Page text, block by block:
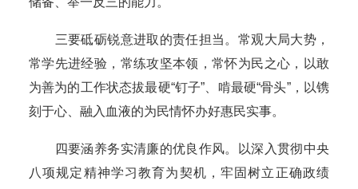
三要砥砺锐意进取的责任担当。常观大局大势，
常学先进经验，常练攻坚本领，常怀为民之心，以敢
为善为的工作状态拔最硬“钉子”、啃最硬“骨头”，以镌
刻于心、融入血液的为民情怀办好惠民实事。
四要涵养务实清廉的优良作风。以深入贯彻中央
八项规定精神学习教育为契机，牢固树立正确政绩